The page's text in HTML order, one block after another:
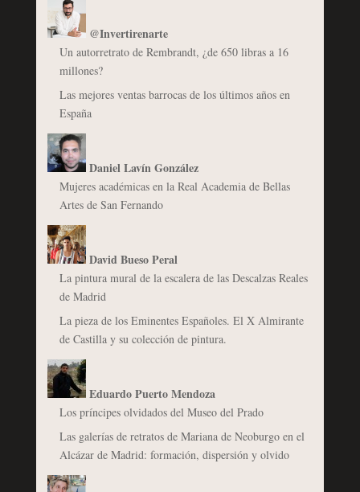
@Invertirenarte
Un autorretrato de Rembrandt, ¿de 650 libras a 16
millones?
Las mejores ventas barrocas de los últimos años en
España
Daniel Lavín González
Mujeres académicas en la Real Academia de Bellas
Artes de San Fernando
David Bueso Peral
La pintura mural de la escalera de las Descalzas Reales
de Madrid
La pieza de los Eminentes Españoles. El X Almirante
de Castilla y su colección de pintura.
Eduardo Puerto Mendoza
Los príncipes olvidados del Museo del Prado
Las galerías de retratos de Mariana de Neoburgo en el
Alcázar de Madrid: formación, dispersión y olvido